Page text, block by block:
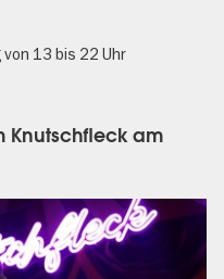
von 13 bis 22 Uhr
Knutschfleck am